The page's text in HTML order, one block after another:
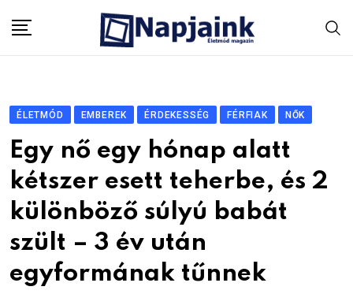
ÉLETMÓD EMBEREK ÉRDEKESSÉG FÉRFIAK NŐK
Egy nő egy hónap alatt
kétszer esett teherbe, és 2
különböző súlyú babát
szült – 3 év után
egyformának tűnnek